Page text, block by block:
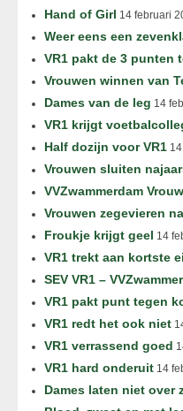
Hand of Girl 14 februari
Weer eens een
VR1 pakt de 3 punten
Vrouwen winnen van
Dames van de leg 14
VR1 krijgt
Half dozijn voor VR1
Vrouwen sluiten
VVZwammerdam
Vrouwen zegevieren
Froukje krijgt geel 14
VR1 trekt aan kortste
SEV VR1 –
VR1 pakt punt tegen
VR1 redt het ook niet
VR1 verrassend goed
VR1 hard onderuit 14
Dames laten niet over